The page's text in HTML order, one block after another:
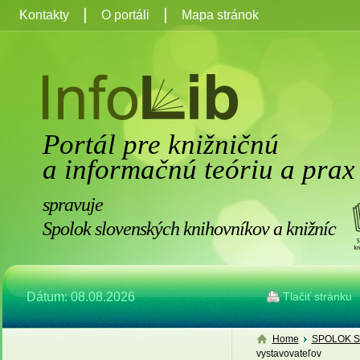
Portál pre knižničnú
a informačnú teóriu a prax
spravuje
Spolok slovenských knihovníkov a knižníc
Dátum: 08.08.2026 Tlačiť stránku
Kontakty O portáli Mapa stránok
Home
SPOLOK
vystavovateľov